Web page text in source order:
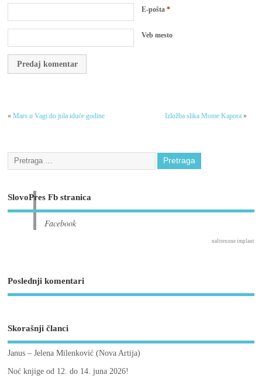
E-pošta*
Veb mesto
«Mars u Vagi do jula iduće godine Izložba slika Mome Kapora»
SlovoPres Fb stranica
Facebook
naltrexone implant
Poslednji komentari
Skorašnji članci
Janus – Jelena Milenković (Nova Artija)
Noć knjige od 12. do 14. juna 2026!